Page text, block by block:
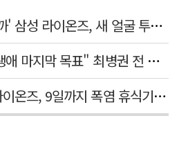
'새 아시아쿼터는 어떨까' 삼성 라이온즈, 새 얼굴 투수 미야모리 영입
"가진 재능 나누는 게 생애 마지막 목표" 최병권 전 대구체고 복싱 감독
'단비같은 휴식' 삼성 라이온즈, 9일까지 폭염 휴식기에 재정비